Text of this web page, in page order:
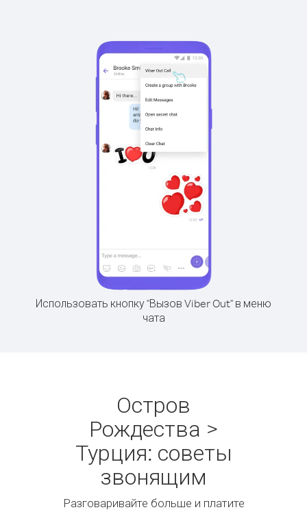
Использовать кнопку "Вызов Viber Out" в меню
чата
Остров
Рождества >
Турция: советы
звонящим
Разговаривайте больше и платите